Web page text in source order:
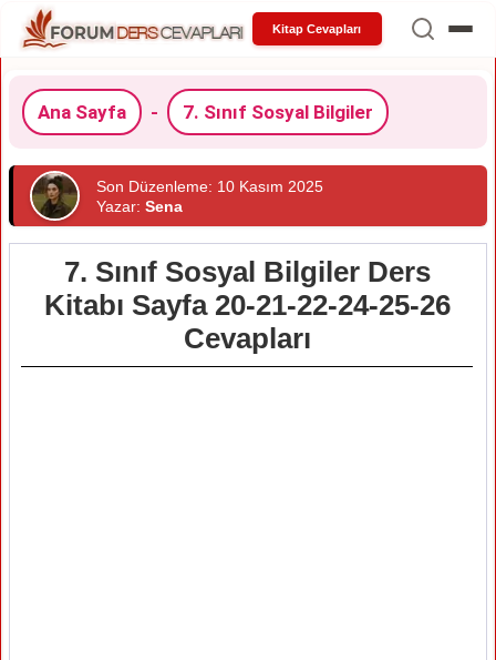
Kitap Cevapları
Ana Sayfa - 7. Sınıf Sosyal Bilgiler
Son Düzenleme: 10 Kasım 2025
Yazar: Sena
7. Sınıf Sosyal Bilgiler Ders
Kitabı Sayfa 20-21-22-24-25-26
Cevapları